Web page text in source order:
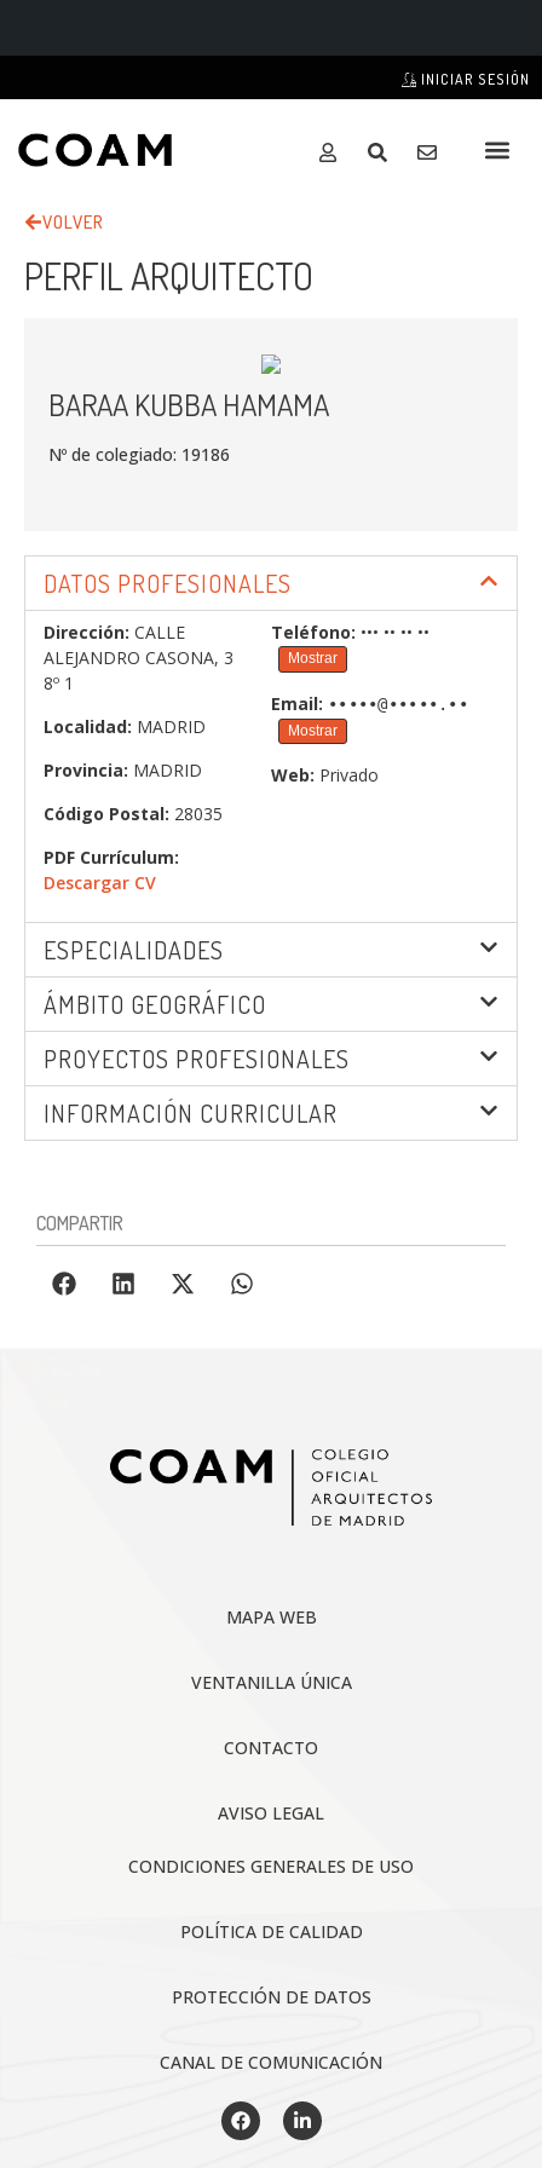
INICIAR SESIÓN
VOLVER
PERFIL ARQUITECTO
BARAA KUBBA HAMAMA
Nº de colegiado: 19186
DATOS PROFESIONALES
Dirección: CALLE
ALEJANDRO CASONA, 3
8º 1
Localidad: MADRID
Provincia: MADRID
Código Postal: 28035
PDF Currículum:
Descargar CV
Teléfono: ••• •• •• ••
Mostrar
Email: •••••@•••••.••
Mostrar
Web: Privado
ESPECIALIDADES
ÁMBITO GEOGRÁFICO
PROYECTOS PROFESIONALES
INFORMACIÓN CURRICULAR
COMPARTIR
MAPA WEB
VENTANILLA ÚNICA
CONTACTO
AVISO LEGAL
CONDICIONES GENERALES DE USO
POLÍTICA DE CALIDAD
PROTECCIÓN DE DATOS
CANAL DE COMUNICACIÓN